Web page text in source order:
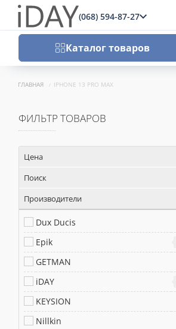
(068) 594-87-27
Каталог товаров
ГЛАВНАЯ IPHONE 13 PRO MAX
ФИЛЬТР ТОВАРОВ
Цена
Поиск
Производители
Dux Ducis
Epik
GETMAN
iDAY
KEYSION
Nillkin